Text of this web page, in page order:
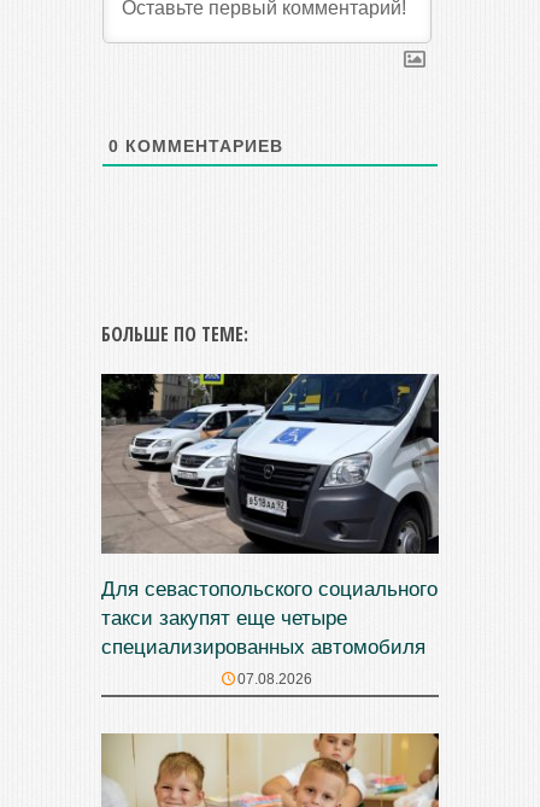
0 КОММЕНТАРИЕВ
БОЛЬШЕ ПО ТЕМЕ:
Для севастопольского социального
такси закупят еще четыре
специализированных автомобиля
07.08.2026